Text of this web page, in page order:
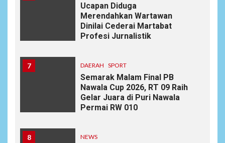
Ucapan Diduga
Merendahkan Wartawan
Dinilai Cederai Martabat
Profesi Jurnalistik
7 DAERAH SPORT
Semarak Malam Final PB
Nawala Cup 2026, RT 09 Raih
Gelar Juara di Puri Nawala
Permai RW 010
8 NEWS